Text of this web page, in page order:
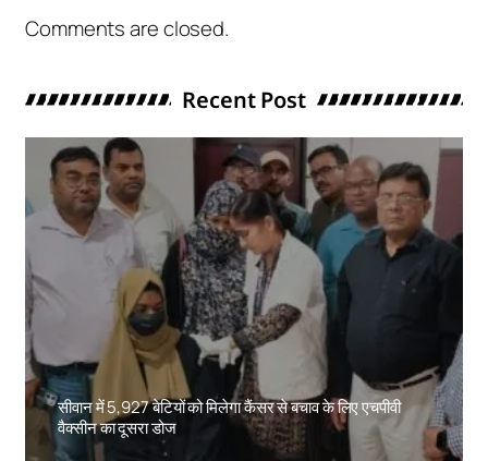
Comments are closed.
Recent Post
सीवान में 5,927 बेटियों को मिलेगा कैंसर से बचाव के लिए एचपीवी
वैक्सीन का दूसरा डोज